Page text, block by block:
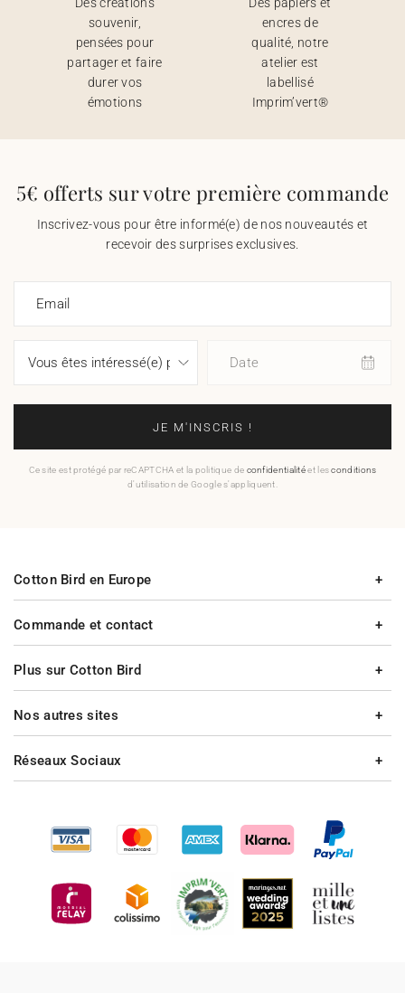
souvenir,
pensées pour
partager et faire
durer vos
émotions
encres de
qualité, notre
atelier est
labellisé
Imprim’vert®
5€ offerts sur votre première commande
Inscrivez-vous pour être informé(e) de nos nouveautés et
recevoir des surprises exclusives.
Email
Date
JE M'INSCRIS !
Ce site est protégé par reCAPTCHA et la politique de confidentialitéet lesconditions
d'utilisation de Google s'appliquent.
Commande et contact
Plus sur Cotton Bird
Cotton Bird en Europe
Nos autres sites
Réseaux Sociaux